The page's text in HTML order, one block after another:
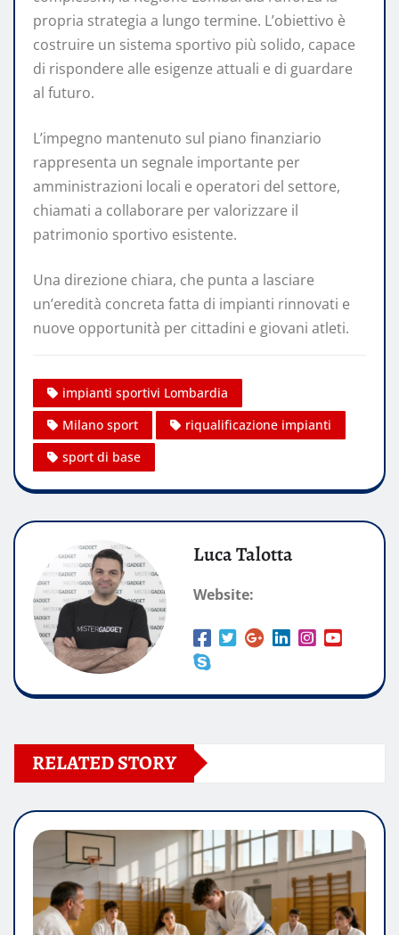
propria strategia a lungo termine. L’obiettivo è
costruire un sistema sportivo più solido, capace
di rispondere alle esigenze attuali e di guardare
al futuro.
L’impegno mantenuto sul piano finanziario
rappresenta un segnale importante per
amministrazioni locali e operatori del settore,
chiamati a collaborare per valorizzare il
patrimonio sportivo esistente.
Una direzione chiara, che punta a lasciare
un’eredità concreta fatta di impianti rinnovati e
nuove opportunità per cittadini e giovani atleti.
impianti sportivi Lombardia
Milano sport
riqualificazione impianti
sport di base
Luca Talotta
Website:
RELATED STORY